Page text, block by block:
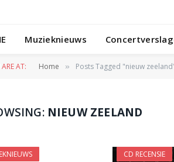
Muzieknieuws
AT: Home » Posts Tagged "nieuw
NIEUW ZEELAND
CD RECENSIE